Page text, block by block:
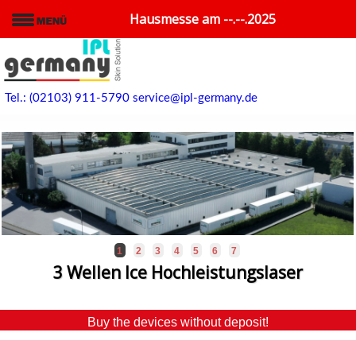
Hausmesse am --.--.2025
Tel.: (02103) 911-5790 service@ipl-germany.de
1 2 3 4 5 6 7
3 Wellen Ice Hochleistungslaser
Buy the devices without deposit!